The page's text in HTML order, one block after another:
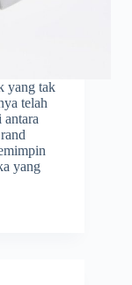
yang tak
telah
antara
yang